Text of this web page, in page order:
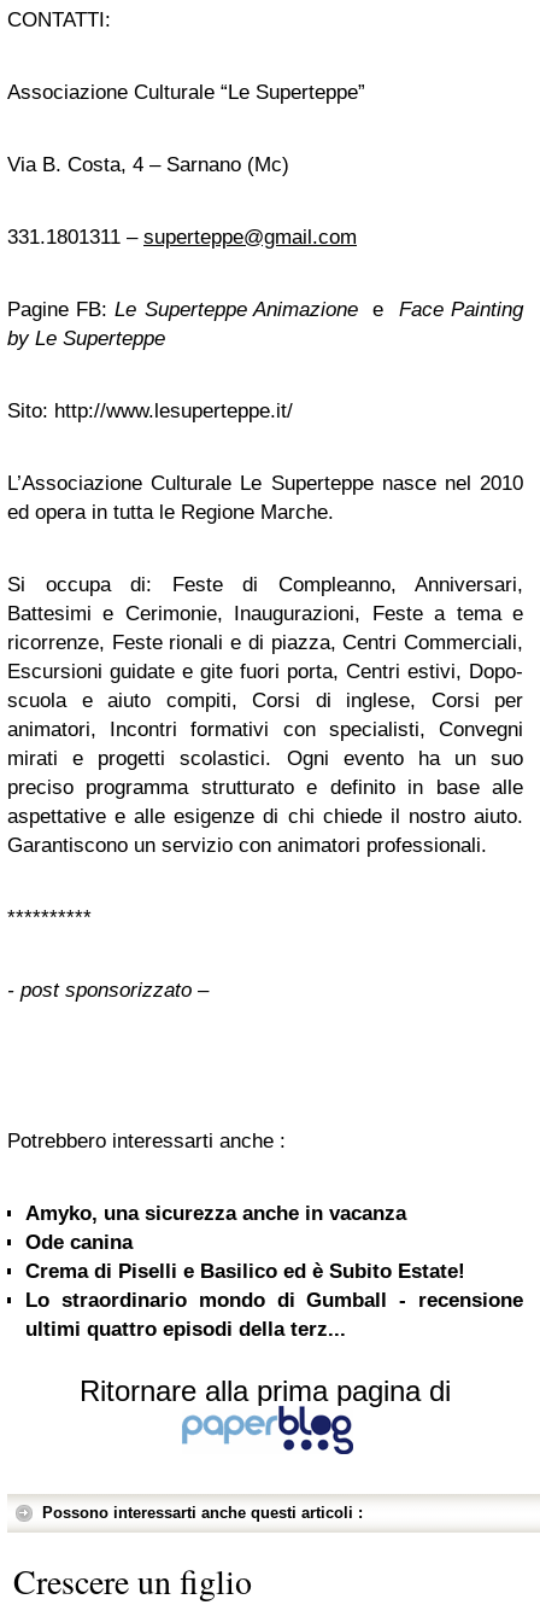
CONTATTI:
Associazione Culturale “Le Superteppe”
Via B. Costa, 4 – Sarnano (Mc)
331.1801311 – superteppe@gmail.com
Pagine FB:Le Superteppe Animazionee Face Painting
by Le Superteppe
Sito: http://www.lesuperteppe.it/
L’Associazione Culturale Le Superteppe nasce nel 2010
ed opera in tutta le Regione Marche.
Si occupa di: Feste di Compleanno, Anniversari,
Battesimi e Cerimonie, Inaugurazioni, Feste a tema e
ricorrenze, Feste rionali e di piazza, Centri Commerciali,
Escursioni guidate e gite fuori porta, Centri estivi, Dopo-
scuola e aiuto compiti, Corsi di inglese, Corsi per
animatori, Incontri formativi con specialisti, Convegni
mirati e progetti scolastici. Ogni evento ha un suo
preciso programma strutturato e definito in base alle
aspettative e alle esigenze di chi chiede il nostro aiuto.
Garantiscono un servizio con animatori professionali.
**********
- post sponsorizzato –
Potrebbero interessarti anche :
Amyko, una sicurezza anche in vacanza
Ode canina
Crema di Piselli e Basilico ed è Subito Estate!
Lo straordinario mondo di Gumball - recensione
ultimi quattro episodi della terz...
Ritornare alla prima pagina di
Possono interessarti anche questi articoli :
Crescere un figlio